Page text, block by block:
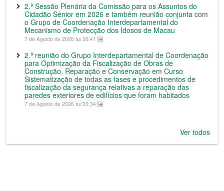
2.ª Sessão Plenária da Comissão para os Assuntos do
Cidadão Sénior em 2026 e também reunião conjunta com
o Grupo de Coordenação Interdepartamental do
Mecanismo de Protecção dos Idosos de Macau
7 de Agosto de 2026 às 20:41
2.ª reunião do Grupo Interdepartamental de Coordenação
para Optimização da Fiscalização de Obras de
Construção, Reparação e Conservação em Curso
Sistematização de todas as fases e procedimentos de
fiscalização da segurança relativas a reparação das
paredes exteriores de edifícios que foram habitados
7 de Agosto de 2026 às 20:34
Ver todos